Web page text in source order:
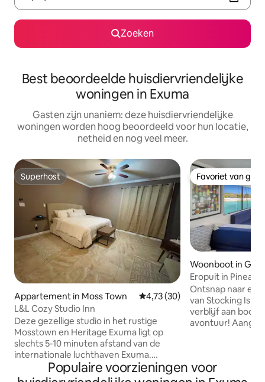
Zoeken
Best beoordeelde huisdiervriendelijke
woningen in Exuma
Gasten zijn unaniem: deze huisdiervriendelijke
woningen worden hoog beoordeeld voor hun locatie,
netheid en nog veel meer.
Superhost
Superhost
Appartement in Moss Town Gemiddelde beoordeling van
4,73 (30)
L&L Cozy Studio Inn
Deze gezellige studio in het rustige
Mosstown en Heritage Exuma ligt op
slechts 5-10 minuten afstand van de
internationale luchthaven Exuma.
Basisvoorzieningen, waaronder een
supermarkt en slijterij, liggen op slechts
Favoriet van
Favoriet van
Woonboot in
Eropuit in
Ontsnap naar
van Stocking
verblijf aan
avontuur!
afgelegen
voor de deur.
Populaire voorzieningen voor